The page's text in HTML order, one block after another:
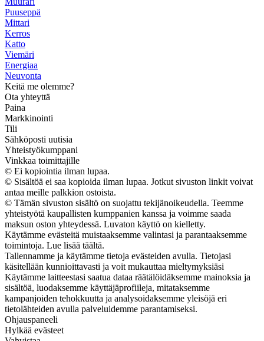
Puuseppä
Mittari
Kerros
Katto
Viemäri
Energiaa
Neuvonta
Keitä me olemme?
Ota yhteyttä
Paina
Markkinointi
Tili
Sähköposti uutisia
Yhteistyökumppani
Vinkkaa toimittajille
© Ei kopiointia ilman lupaa.
© Sisältöä ei saa kopioida ilman lupaa. Jotkut sivuston linkit voivat
antaa meille palkkion ostoista.
© Tämän sivuston sisältö on suojattu tekijänoikeudella. Teemme
yhteistyötä kaupallisten kumppanien kanssa ja voimme saada
maksun oston yhteydessä. Luvaton käyttö on kielletty.
Käytämme evästeitä muistaaksemme valintasi ja parantaaksemme
toimintoja. Lue lisää täältä.
Tallennamme ja käytämme tietoja evästeiden avulla. Tietojasi
käsitellään kunnioittavasti ja voit mukauttaa mieltymyksiäsi
Käytämme laitteestasi saatua dataa räätälöidäksemme mainoksia ja
sisältöä, luodaksemme käyttäjäprofiileja, mitataksemme
kampanjoiden tehokkuutta ja analysoidaksemme yleisöjä eri
tietolähteiden avulla palveluidemme parantamiseksi.
Ohjauspaneeli
Hylkää evästeet